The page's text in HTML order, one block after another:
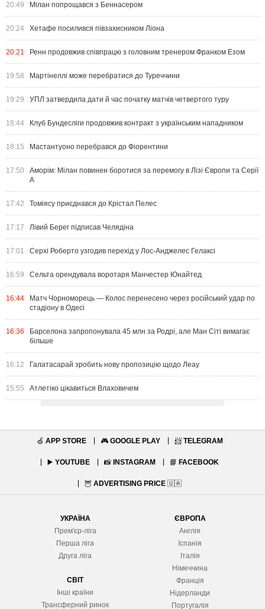
20:49 Мілан попрощався з Беннасером
20:24 Хетафе посилився півзахисником Ліона
20:21 Ренн продовжив співпрацю з головним тренером Франком Езом
19:58 Мартінеллі може перебратися до Туреччини
19:29 УПЛ затвердила дати й час початку матчів четвертого туру
18:44 Клуб Бундесліги продовжив контракт з українським нападником
18:15 Мастантуоно перебрався до Фіорентини
17:50
Аморім: Мілан повинен боротися за перемогу в Лізі Європи та Серії
А
17:42 Томіясу приєднався до Крістал Пелес
17:17 Лівий Берег підписав Челядіна
17:01 Серхі Роберто узгодив перехід у Лос-Анджелес Гелаксі
16:59 Сельта орендувала воротаря Манчестер Юнайтед
16:44
Матч Чорноморець — Колос перенесено через російський удар по
стадіону в Одесі
16:36
Барселона запропонувала 45 млн за Родрі, але Ман Сіті вимагає
більше
16:12 Галатасарай зробить нову пропозицію щодо Леау
15:55 Атлетіко цікавиться Влаховичем
🍏 APP STORE 🎮 GOOGLE PLAY 📨 TELEGRAM
▶️ YOUTUBE 📸 INSTAGRAM 📘 FACEBOOK
🦉 ADVERTISING PRICE 🇺🇦
УКРАЇНА
Прем'єр-ліга
Перша ліга
Друга ліга
СВІТ
Інші країни
Трансферний ринок
ЄВРОПА
Англія
Іспанія
Італія
Німеччина
Франція
Нідерланди
Португалія